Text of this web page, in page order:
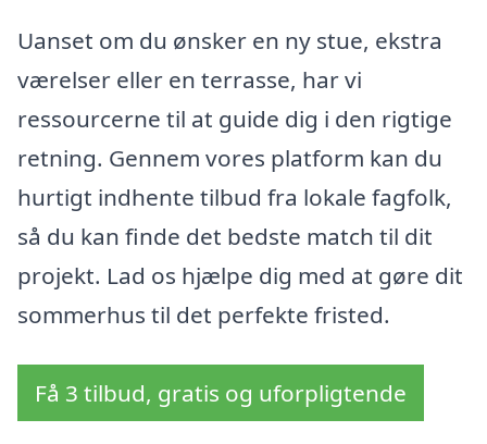
Uanset om du ønsker en ny stue, ekstra
værelser eller en terrasse, har vi
ressourcerne til at guide dig i den rigtige
retning. Gennem vores platform kan du
hurtigt indhente tilbud fra lokale fagfolk,
så du kan finde det bedste match til dit
projekt. Lad os hjælpe dig med at gøre dit
sommerhus til det perfekte fristed.
Få 3 tilbud, gratis og uforpligtende